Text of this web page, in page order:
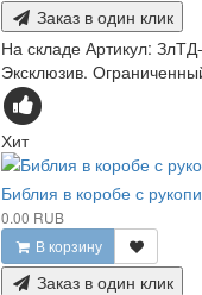
Заказ в один клик
На складе Артикул:
Эксклюзив.
Хит
Библия в коробе с
0.00 RUB
В корзину
Заказ в один клик